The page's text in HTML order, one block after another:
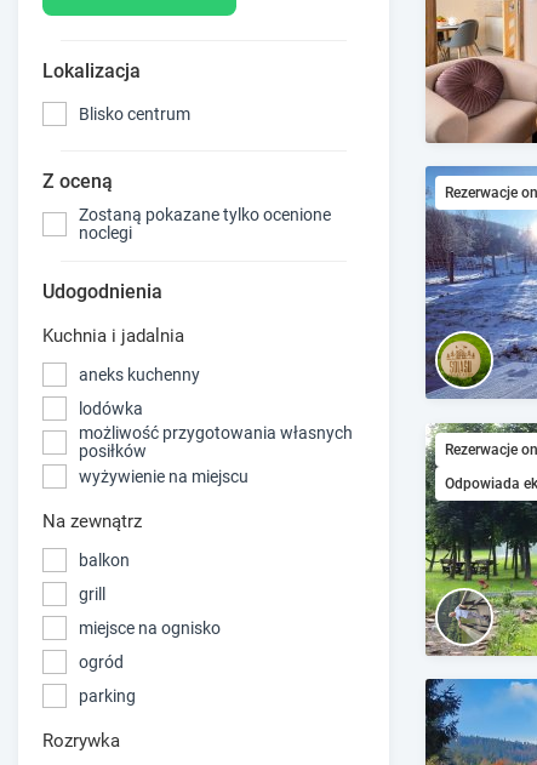
Lokalizacja
Blisko centrum
Z oceną
Zostaną pokazane tylko ocenione
noclegi
Udogodnienia
Kuchnia i jadalnia
aneks kuchenny
lodówka
możliwość przygotowania własnych
posiłków
wyżywienie na miejscu
Na zewnątrz
balkon
grill
miejsce na ognisko
ogród
parking
Rozrywka
Rezerwacje
Rezerwacje
Odpowiada